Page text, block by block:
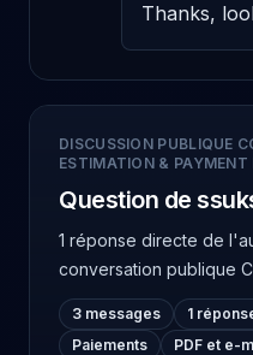
Thanks,
DISCUSSION PUBLIQUE
ESTIMATION & PAYMENT
Question de
1 réponse directe de
conversation publique
3 messages 1
Paiements
PDF et e-